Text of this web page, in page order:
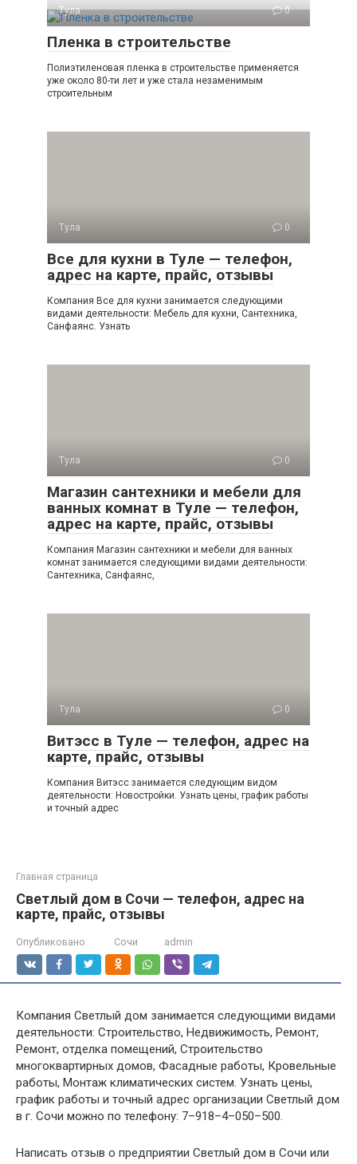
Тула 0
Пленка в строительстве
Полиэтиленовая пленка в строительстве применяется
уже около 80-ти лет и уже стала незаменимым
строительным
Тула 0
Все для кухни в Туле — телефон,
адрес на карте, прайс, отзывы
Компания Все для кухни занимается следующими
видами деятельности: Мебель для кухни, Сантехника,
Санфаянс. Узнать
Тула 0
Магазин сантехники и мебели для
ванных комнат в Туле — телефон,
адрес на карте, прайс, отзывы
Компания Магазин сантехники и мебели для ванных
комнат занимается следующими видами деятельности:
Сантехника, Санфаянс,
Тула 0
Витэсс в Туле — телефон, адрес на
карте, прайс, отзывы
Компания Витэсс занимается следующим видом
деятельности: Новостройки. Узнать цены, график работы
и точный адрес
Главная страница
Светлый дом в Сочи — телефон, адрес на
карте, прайс, отзывы
Опубликовано: Сочи admin
Компания Светлый дом занимается следующими видами
деятельности: Строительство, Недвижимость, Ремонт,
Ремонт, отделка помещений, Строительство
многоквартирных домов, Фасадные работы, Кровельные
работы, Монтаж климатических систем. Узнать цены,
график работы и точный адрес организации Светлый дом
в г. Сочи можно по телефону: 7–918–4–050–500.
Написать отзыв о предприятии Светлый дом в Сочи или